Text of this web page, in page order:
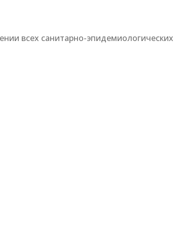
всех санитарно-эпидемиологических